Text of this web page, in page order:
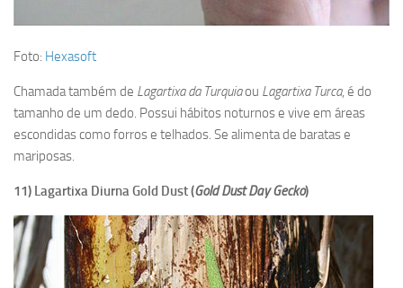
Foto: Hexasoft
Chamada também de Lagartixa da Turquiaou Lagartixa Turca, é do
tamanho de um dedo. Possui hábitos noturnos e vive em áreas
escondidas como forros e telhados. Se alimenta de baratas e
mariposas.
11) Lagartixa Diurna Gold Dust (Gold Dust Day Gecko)